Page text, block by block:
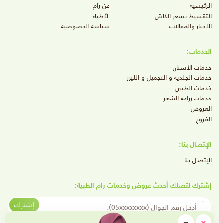
الرئيسية
عن رام
التقسيط بسعر الكاش
الأطباء
الأخبار والمقالات
سياسة الخصوصية
الخدمات:
خدمات الأسنان
خدمات الجلدية و التجميل و الليزر
خدمات الطبي
خدمات زراعة الشعر
العروض
الفروع
الإتصال بنا:
الإتصال بنا
إشترك لتصلك أحدث عروض وخدمات رام الطبية:
أدخل رقم الجوال
إشترك